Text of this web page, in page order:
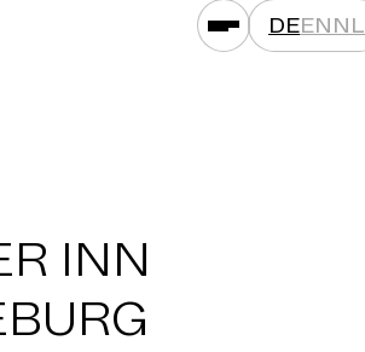
DEENNL
PROJEKTE
INN